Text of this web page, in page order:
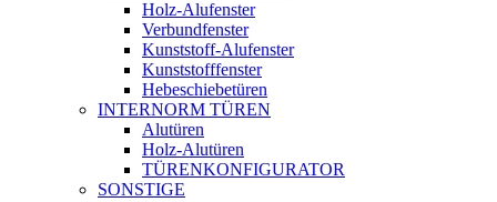
Holz-Alufenster
Verbundfenster
Kunststoff-Alufenster
Kunststofffenster
Hebeschiebetüren
INTERNORM TÜREN
Alutüren
Holz-Alutüren
TÜRENKONFIGURATOR
SONSTIGE